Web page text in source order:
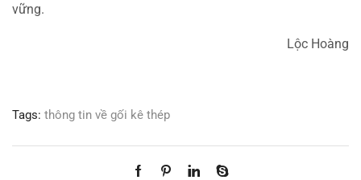
vững.
Lộc Hoàng
Tags: thông tin về gối kê thép